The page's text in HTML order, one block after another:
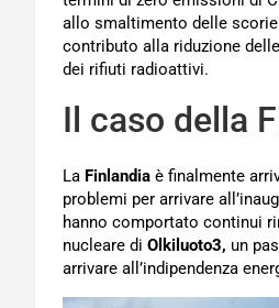
allo smaltimento delle
contributo alla riduzione
dei rifiuti radioattivi.
Il caso della
La Finlandia è finalmente
problemi per arrivare
hanno comportato continui
nucleare di Olkiluoto3, un
arrivare all’indipendenza